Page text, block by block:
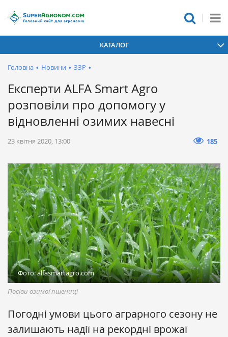
КАТАЛОГ
Головна • Новини • ЗЗР •
Експерти ALFA Smart Agro
розповіли про допомогу у
відновленні озимих навесні
23 квітня 2020, 13:00 185
Фото: alfasmartagro.com
Посіви озимої пшениці
Погодні умови цього аграрного сезону не
залишають надії на рекордні врожаї